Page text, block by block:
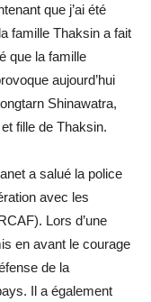
que j’ai été
famille Thaksin a fait
que la famille
aujourd’hui
Shinawatra,
fille de Thaksin.
a salué la police
avec les
Lors d’une
en avant le courage
de la
Il a également